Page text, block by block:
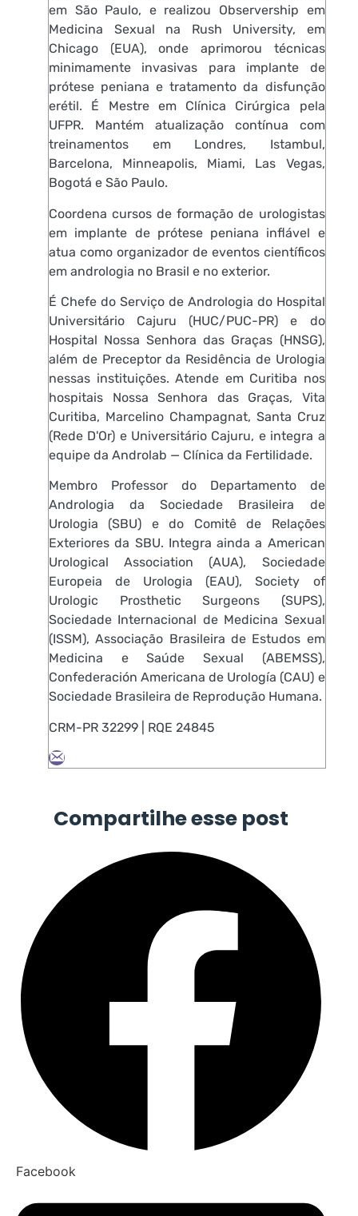
em São Paulo, e realizou Observership em
Medicina Sexual na Rush University, em
Chicago (EUA), onde aprimorou técnicas
minimamente invasivas para implante de
prótese peniana e tratamento da disfunção
erétil. É Mestre em Clínica Cirúrgica pela
UFPR. Mantém atualização contínua com
treinamentos em Londres, Istambul,
Barcelona, Minneapolis, Miami, Las Vegas,
Bogotá e São Paulo.
Coordena cursos de formação de urologistas
em implante de prótese peniana inflável e
atua como organizador de eventos científicos
em andrologia no Brasil e no exterior.
É Chefe do Serviço de Andrologia do Hospital
Universitário Cajuru (HUC/PUC-PR) e do
Hospital Nossa Senhora das Graças (HNSG),
além de Preceptor da Residência de Urologia
nessas instituições. Atende em Curitiba nos
hospitais Nossa Senhora das Graças, Vita
Curitiba, Marcelino Champagnat, Santa Cruz
(Rede D'Or) e Universitário Cajuru, e integra a
equipe da Androlab — Clínica da Fertilidade.
Membro Professor do Departamento de
Andrologia da Sociedade Brasileira de
Urologia (SBU) e do Comitê de Relações
Exteriores da SBU. Integra ainda a American
Urological Association (AUA), Sociedade
Europeia de Urologia (EAU), Society of
Urologic Prosthetic Surgeons (SUPS),
Sociedade Internacional de Medicina Sexual
(ISSM), Associação Brasileira de Estudos em
Medicina e Saúde Sexual (ABEMSS),
Confederación Americana de Urología (CAU) e
Sociedade Brasileira de Reprodução Humana.
CRM-PR 32299 | RQE 24845
Compartilhe esse post
Facebook